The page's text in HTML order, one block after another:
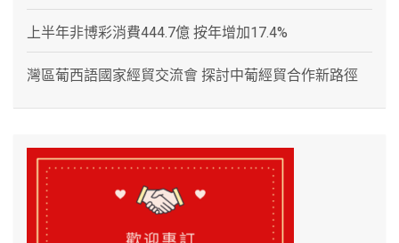
上半年非博彩消費444.7億 按年增加17.4%
灣區葡西語國家經貿交流會 探討中葡經貿合作新路徑